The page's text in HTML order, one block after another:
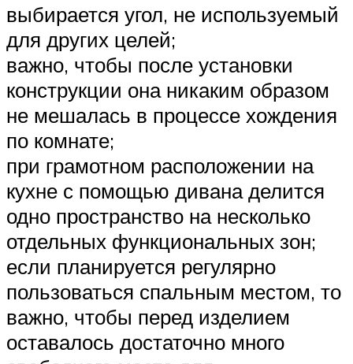
выбирается угол, не используемый
для других целей;
важно, чтобы после установки
конструкции она никаким образом
не мешалась в процессе хождения
по комнате;
при грамотном расположении на
кухне с помощью дивана делится
одно пространство на несколько
отдельных функциональных зон;
если планируется регулярно
пользоваться спальным местом, то
важно, чтобы перед изделием
оставалось достаточно много